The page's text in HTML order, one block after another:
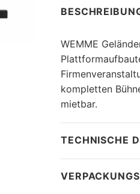
WEMME
kompletten
mietbar.
TECHNISCHE